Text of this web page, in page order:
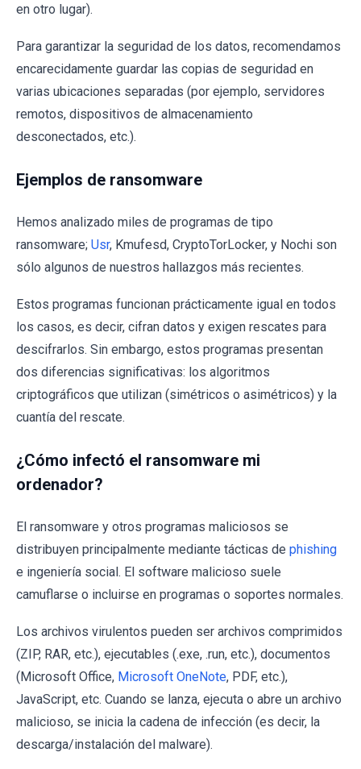
en otro lugar).
Para garantizar la seguridad de los datos, recomendamos
encarecidamente guardar las copias de seguridad en
varias ubicaciones separadas (por ejemplo, servidores
remotos, dispositivos de almacenamiento
desconectados, etc.).
Ejemplos de ransomware
Hemos analizado miles de programas de tipo
ransomware; Usr, Kmufesd, CryptoTorLocker, y Nochi son
sólo algunos de nuestros hallazgos más recientes.
Estos programas funcionan prácticamente igual en todos
los casos, es decir, cifran datos y exigen rescates para
descifrarlos. Sin embargo, estos programas presentan
dos diferencias significativas: los algoritmos
criptográficos que utilizan (simétricos o asimétricos) y la
cuantía del rescate.
¿Cómo infectó el ransomware mi
ordenador?
El ransomware y otros programas maliciosos se
distribuyen principalmente mediante tácticas de phishing
e ingeniería social. El software malicioso suele
camuflarse o incluirse en programas o soportes normales.
Los archivos virulentos pueden ser archivos comprimidos
(ZIP, RAR, etc.), ejecutables (.exe, .run, etc.), documentos
(Microsoft Office, Microsoft OneNote, PDF, etc.),
JavaScript, etc. Cuando se lanza, ejecuta o abre un archivo
malicioso, se inicia la cadena de infección (es decir, la
descarga/instalación del malware).